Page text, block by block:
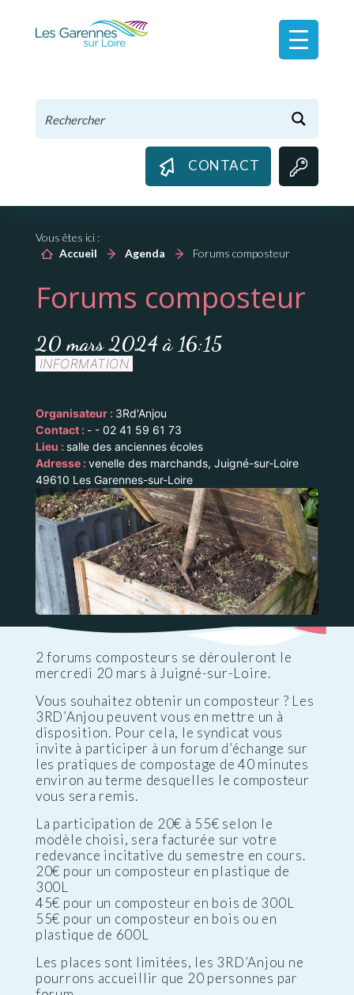
CONTACT
Vous êtes ici :
Accueil
Agenda Forums composteur
Forums composteur
20 mars 2024 à 16:15
INFORMATION
Organisateur : 3Rd'Anjou
Contact : - - 02 41 59 61 73
Lieu : salle des anciennes écoles
Adresse :venelle des marchands, Juigné-sur-Loire
49610 Les Garennes-sur-Loire
2 forums composteurs se dérouleront le
mercredi 20 mars à Juigné-sur-Loire.
Vous souhaitez obtenir un composteur ? Les
3RD’Anjou peuvent vous en mettre un à
disposition. Pour cela, le syndicat vous
invite à participer à un forum d’échange sur
les pratiques de compostage de 40 minutes
environ au terme desquelles le composteur
vous sera remis.
La participation de 20€ à 55€ selon le
modèle choisi, sera facturée sur votre
redevance incitative du semestre en cours.
20€ pour un composteur en plastique de
300L
45€ pour un composteur en bois de 300L
55€ pour un composteur en bois ou en
plastique de 600L
Les places sont limitées, les 3RD’Anjou ne
pourrons accueillir que 20 personnes par